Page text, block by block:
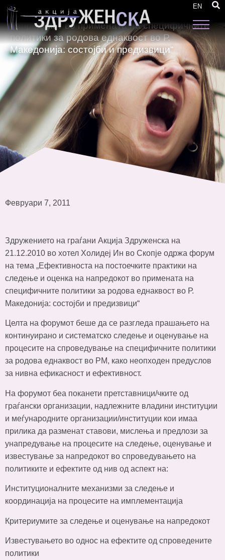
EN
практики на следење и оценка на
напредокот во примената на специфичните
политики за родова еднаквост во Р.
Македонија: состојби и предизвици“
Февруари 7, 2011
Здружението на граѓани Акција Здруженска на
21.12.2010 во хотел Холидеј Ин во Скопје одржа форум
на тема „Ефективноста на постоечките практики на
следење и оценка на напредокот во примената на
специфичните политики за родова еднаквост во Р.
Македонија: состојби и предизвици“
Целта на форумот беше да се разгледа прашањето на
континуирано и систематско следење и оценување на
процесите на спроведување на специфичните политики
за родова еднаквост во РМ, како неопходен предуслов
за нивна ефикасност и ефективност.
На форумот беа поканети претставници/чките од
граѓански организации, надлежните владини институции
и меѓународните организации/институции кои имаа
прилика да разменат ставови, мислења и предлози за
унапредување на процесите на следење, оценување и
известување за напредокот во спроведувањето на
политиките и ефектите од нив од аспект на:
Институционалните механизми за следење и
координација на процесите на имплементација
Критериумите за следење и оценување на напредокот
Известувањето во однос на ефектите од спроведените
политики